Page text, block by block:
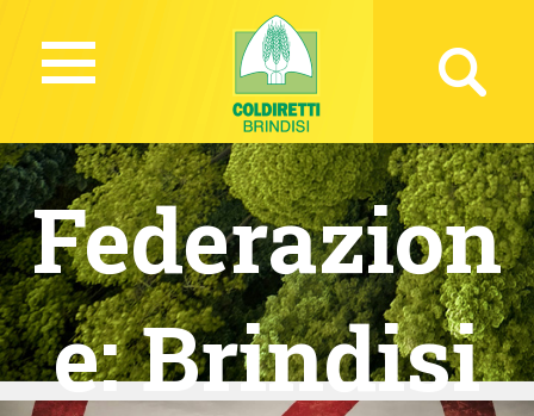
Federazion
e:Brindisi